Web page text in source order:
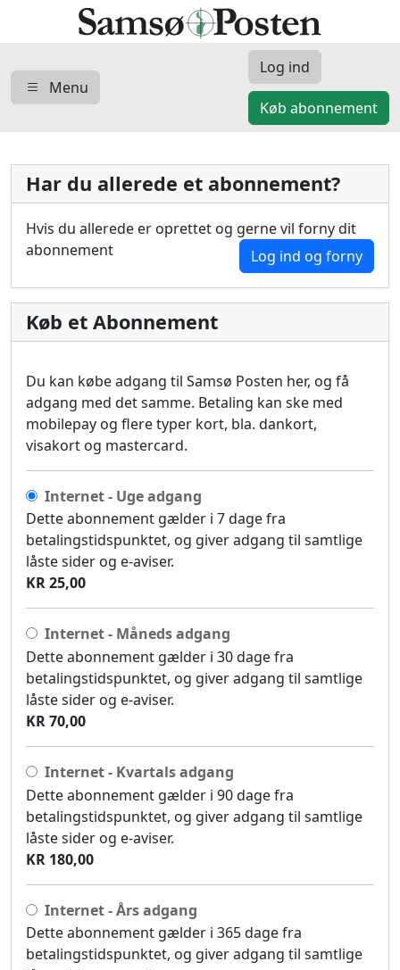
Menu
Log ind
Køb abonnement
Har du allerede et abonnement?
Hvis du allerede er oprettet og gerne vil forny dit
abonnement
Log ind og forny
Køb et Abonnement
Du kan købe adgang til Samsø Posten her, og få
adgang med det samme. Betaling kan ske med
mobilepay og flere typer kort, bla. dankort,
visakort og mastercard.
Internet - Uge adgang
Dette abonnement gælder i 7 dage fra
betalingstidspunktet, og giver adgang til samtlige
låste sider og e-aviser.
KR 25,00
Internet - Måneds adgang
Dette abonnement gælder i 30 dage fra
betalingstidspunktet, og giver adgang til samtlige
låste sider og e-aviser.
KR 70,00
Internet - Kvartals adgang
Dette abonnement gælder i 90 dage fra
betalingstidspunktet, og giver adgang til samtlige
låste sider og e-aviser.
KR 180,00
Internet - Års adgang
Dette abonnement gælder i 365 dage fra
betalingstidspunktet, og giver adgang til samtlige